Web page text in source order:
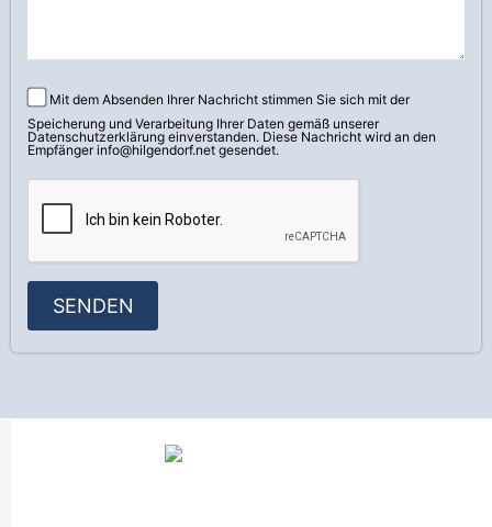
Mit dem Absenden Ihrer Nachricht stimmen Sie sich mit der
Speicherung und Verarbeitung Ihrer Daten gemäß unserer
Datenschutzerklärung einverstanden. Diese Nachricht wird an den
Empfänger info@hilgendorf.net gesendet.